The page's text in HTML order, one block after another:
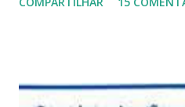
porque nem mesmo eu as
e talvez contraditória a sua